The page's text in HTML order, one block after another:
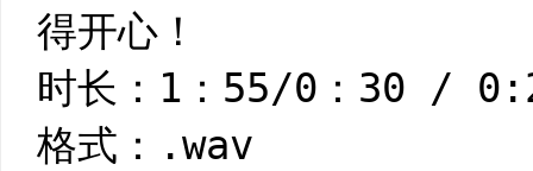
得开心！
时长：1：55/0：30 /
格式：.wav